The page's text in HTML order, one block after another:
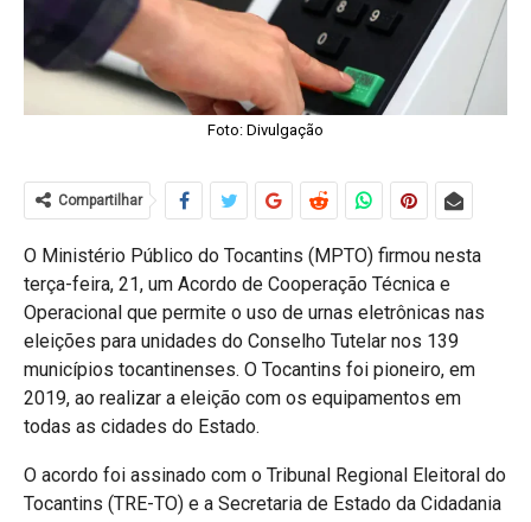
Foto: Divulgação
Compartilhar
O Ministério Público do Tocantins (MPTO) firmou nesta
terça-feira, 21, um Acordo de Cooperação Técnica e
Operacional que permite o uso de urnas eletrônicas nas
eleições para unidades do Conselho Tutelar nos 139
municípios tocantinenses. O Tocantins foi pioneiro, em
2019, ao realizar a eleição com os equipamentos em
todas as cidades do Estado.
O acordo foi assinado com o Tribunal Regional Eleitoral do
Tocantins (TRE-TO) e a Secretaria de Estado da Cidadania